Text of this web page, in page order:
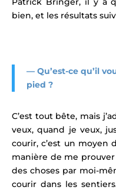
bien, et les résultats
— Qu’est-ce qu’il
pied ?
C’est tout bête, mais
veux, quand je veux,
courir, c’est un moyen
manière de me
des choses par moi-
courir dans les